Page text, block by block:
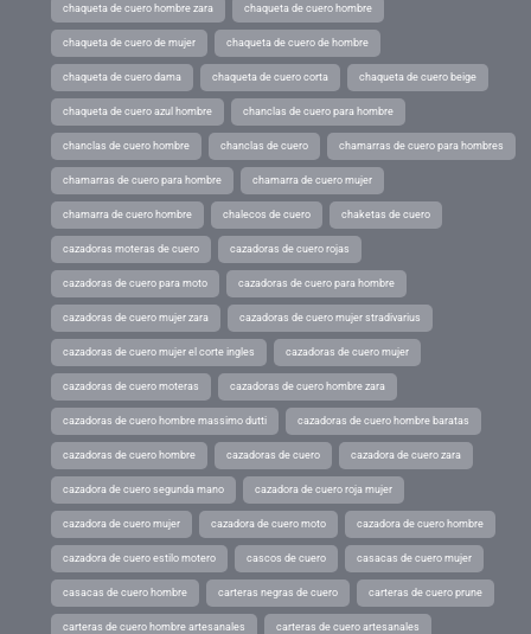
chaqueta de cuero hombre zara chaqueta de cuero hombre
chaqueta de cuero de mujer chaqueta de cuero de hombre
chaqueta de cuero dama chaqueta de cuero corta chaqueta de cuero beige
chaqueta de cuero azul hombre chanclas de cuero para hombre
chanclas de cuero hombre chanclas de cuero chamarras de cuero para hombres
chamarras de cuero para hombre chamarra de cuero mujer
chamarra de cuero hombre chalecos de cuero chaketas de cuero
cazadoras moteras de cuero cazadoras de cuero rojas
cazadoras de cuero para moto cazadoras de cuero para hombre
cazadoras de cuero mujer zara cazadoras de cuero mujer stradivarius
cazadoras de cuero mujer el corte ingles cazadoras de cuero mujer
cazadoras de cuero moteras cazadoras de cuero hombre zara
cazadoras de cuero hombre massimo dutti cazadoras de cuero hombre baratas
cazadoras de cuero hombre cazadoras de cuero cazadora de cuero zara
cazadora de cuero segunda mano cazadora de cuero roja mujer
cazadora de cuero mujer cazadora de cuero moto cazadora de cuero hombre
cazadora de cuero estilo motero cascos de cuero casacas de cuero mujer
casacas de cuero hombre carteras negras de cuero carteras de cuero prune
carteras de cuero hombre artesanales carteras de cuero artesanales